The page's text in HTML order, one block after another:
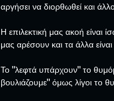
αργήσει να διορθωθεί και
Η επιλεκτική μας ακοή είναι
μας αρέσουν και τα άλλα
Το "λεφτά υπάρχουν" το
βουλιάζουμε" όμως λίγοι το